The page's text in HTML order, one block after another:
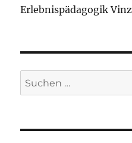
Erlebnispädagogik
Suchen
nach: